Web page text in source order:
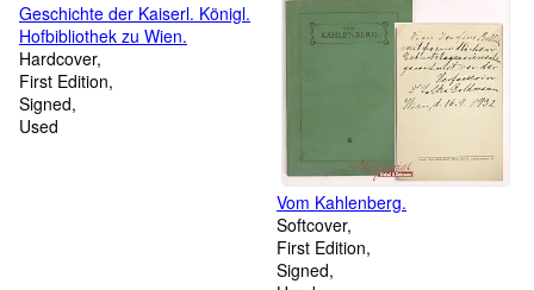
Geschichte der Kaiserl. Königl.
Hofbibliothek zu Wien.
Hardcover
First Edition
Signed
Used
Vom Kahlenberg.
Softcover
First Edition
Signed